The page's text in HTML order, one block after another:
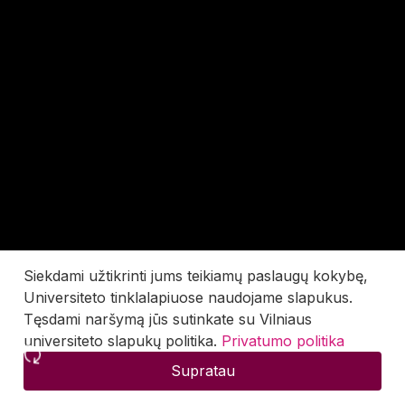
Siekdami užtikrinti jums teikiamų paslaugų kokybę,
Universiteto tinklalapiuose naudojame slapukus.
Tęsdami naršymą jūs sutinkate su Vilniaus
universiteto slapukų politika. Privatumo politika
Supratau